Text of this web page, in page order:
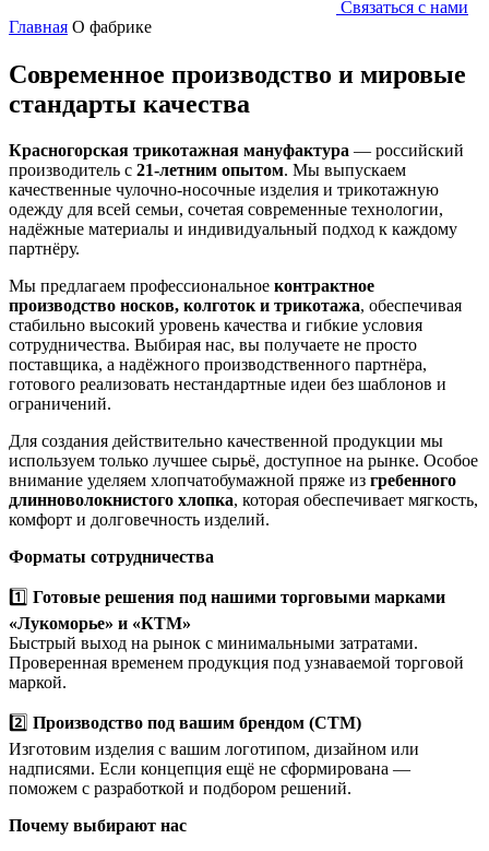
Связаться с нами
Главная О фабрике
Современное производство и мировые
стандарты качества
Красногорская трикотажная мануфактура — российский
производитель с 21-летним опытом. Мы выпускаем
качественные чулочно-носочные изделия и трикотажную
одежду для всей семьи, сочетая современные технологии,
надёжные материалы и индивидуальный подход к каждому
партнёру.
Мы предлагаем профессиональное контрактное
производство носков, колготок и трикотажа, обеспечивая
стабильно высокий уровень качества и гибкие условия
сотрудничества. Выбирая нас, вы получаете не просто
поставщика, а надёжного производственного партнёра,
готового реализовать нестандартные идеи без шаблонов и
ограничений.
Для создания действительно качественной продукции мы
используем только лучшее сырьё, доступное на рынке. Особое
внимание уделяем хлопчатобумажной пряже из гребенного
длинноволокнистого хлопка, которая обеспечивает мягкость,
комфорт и долговечность изделий.
Форматы сотрудничества
1️⃣ Готовые решения под нашими торговыми марками
«Лукоморье» и «КТМ»
Быстрый выход на рынок с минимальными затратами.
Проверенная временем продукция под узнаваемой торговой
маркой.
2️⃣ Производство под вашим брендом (СТМ)
Изготовим изделия с вашим логотипом, дизайном или
надписями. Если концепция ещё не сформирована —
поможем с разработкой и подбором решений.
Почему выбирают нас